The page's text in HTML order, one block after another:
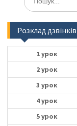
Розклад дзвінків
1 урок
2 урок
3 урок
4 урок
5 урок